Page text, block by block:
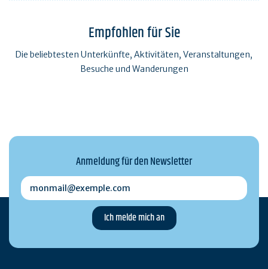
Empfohlen für Sie
Die beliebtesten Unterkünfte, Aktivitäten, Veranstaltungen,
Besuche und Wanderungen
Anmeldung für den Newsletter
monmail@exemple.com